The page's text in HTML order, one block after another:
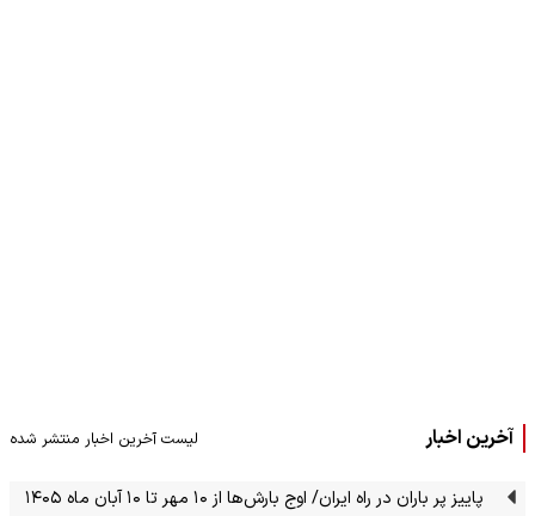
آخرین اخبار لیست آخرین اخبار منتشر شده
پاییز پر باران در راه ایران/ اوج بارش‌ها از ۱۰ مهر تا ۱۰ آبان ماه ۱۴۰۵